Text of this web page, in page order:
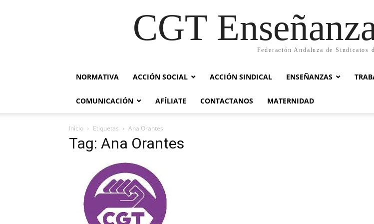
CGT
Federación Andaluza de Sindicatos
NORMATIVA ACCIÓN SOCIAL ACCIÓN SINDICAL ENSEÑANZAS
COMUNICACIÓN AFÍLIATE CONTACTANOS MATERNIDAD
Inicio Etiquetas Ana Orantes
Tag: Ana Orantes